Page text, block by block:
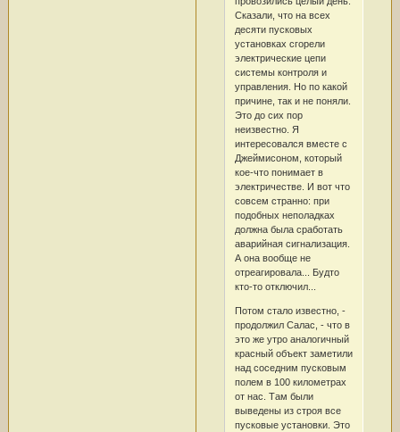
Сказали, что на всех
десяти пусковых
установках сгорели
электрические цепи
системы контроля и
управления. Но по какой
причине, так и не поняли.
Это до сих пор
неизвестно. Я
интересовался вместе с
Джеймисоном, который
кое-что понимает в
электричестве. И вот что
совсем странно: при
подобных неполадках
должна была сработать
аварийная сигнализация.
А она вообще не
отреагировала... Будто
кто-то отключил...
Потом стало известно, -
продолжил Салас, - что в
это же утро аналогичный
красный объект заметили
над соседним пусковым
полем в 100 километрах
от нас. Там были
выведены из строя все
пусковые установки. Это